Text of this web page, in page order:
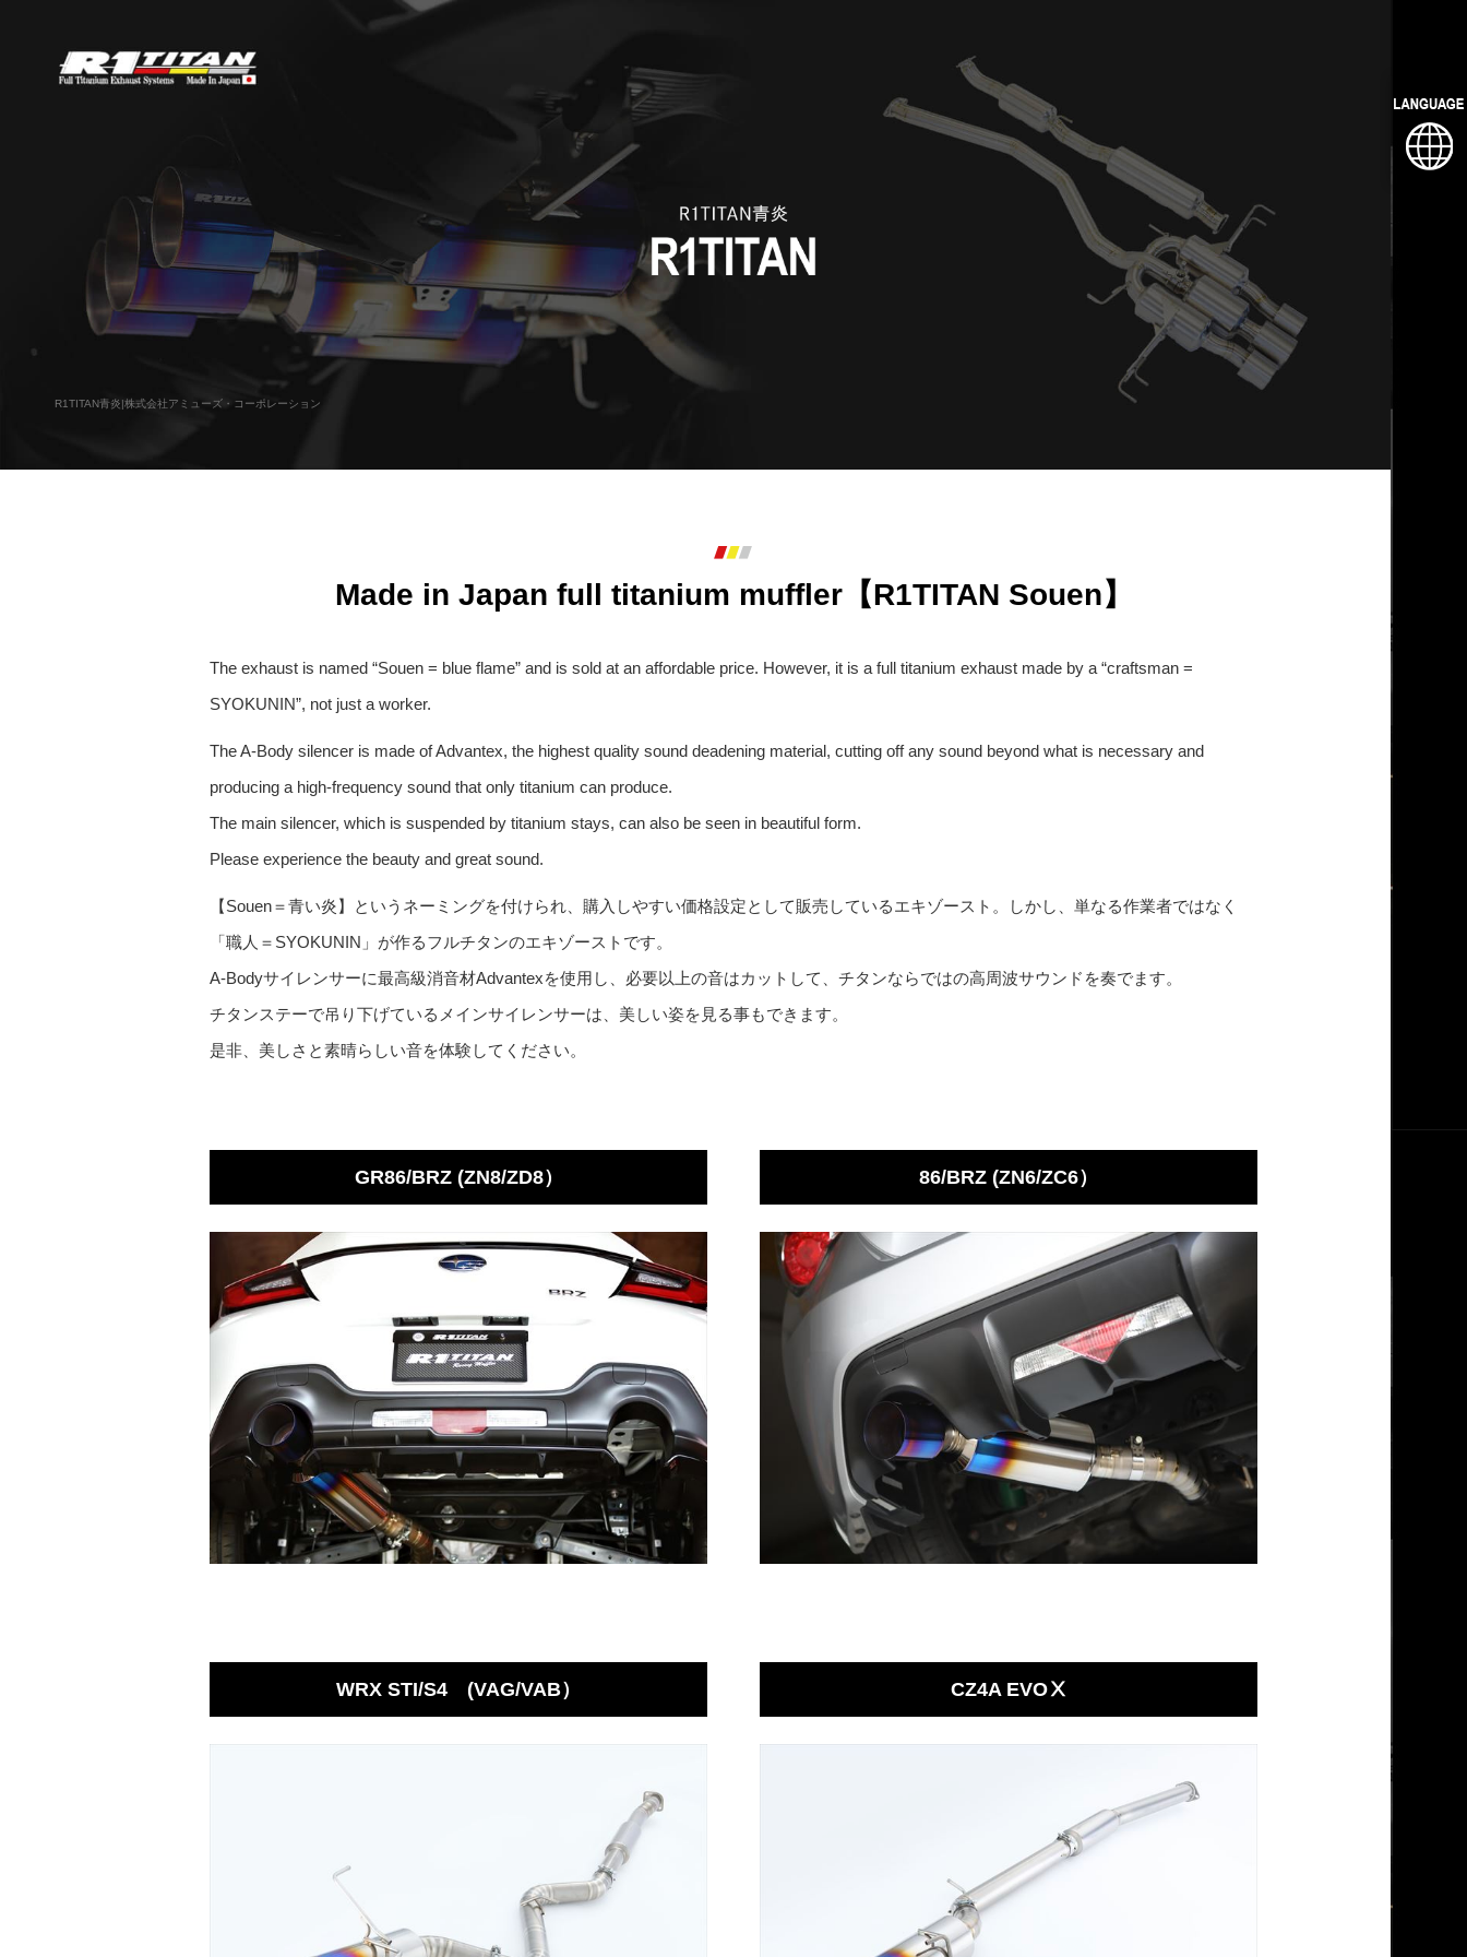
R1TITAN青炎|株式会社アミューズ・コーポレーション
Made in Japan full titanium muffler【R1TITAN Souen】
The exhaust is named “Souen = blue flame” and is sold at an affordable price. However, it is a full titanium exhaust made by a “craftsman =
SYOKUNIN”, not just a worker.
The A-Body silencer is made of Advantex, the highest quality sound deadening material, cutting off any sound beyond what is necessary and
producing a high-frequency sound that only titanium can produce.
The main silencer, which is suspended by titanium stays, can also be seen in beautiful form.
Please experience the beauty and great sound.
【Souen＝青い炎】というネーミングを付けられ、購入しやすい価格設定として販売しているエキゾースト。しかし、単なる作業者ではなく
「職人＝SYOKUNIN」が作るフルチタンのエキゾーストです。
A-Bodyサイレンサーに最高級消音材Advantexを使用し、必要以上の音はカットして、チタンならではの高周波サウンドを奏でます。
チタンステーで吊り下げているメインサイレンサーは、美しい姿を見る事もできます。
是非、美しさと素晴らしい音を体験してください。
GR86/BRZ (ZN8/ZD8） 86/BRZ (ZN6/ZC6）
WRX STI/S4 (VAG/VAB） CZ4A EVOⅩ